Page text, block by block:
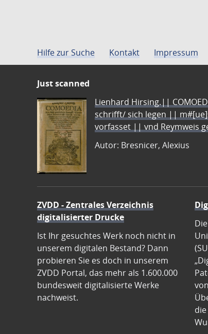
Hilfe zur Suche Kontakt Impressum
Just scanned
Lienhard Hirsing.||
schrifft/ sich legen ||
vorfasset || vnd Reymweis
Autor: Bresnicer, Alexius
ZVDD - Zentrales Verzeichnis
digitalisierter Drucke
Ist Ihr gesuchtes Werk noch nicht in
unserem digitalen Bestand? Dann
probieren Sie es doch in unserem
ZVDD Portal, das mehr als 1.600.000
bundesweit digitalisierte Werke
nachweist.